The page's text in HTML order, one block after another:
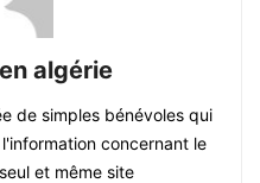
algérie
de simples bénévoles qui
concernant le
et même site